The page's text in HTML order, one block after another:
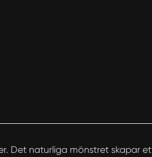
naturliga mönstret skapar